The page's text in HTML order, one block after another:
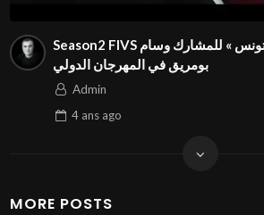
Season2 FIVS فيديو بعنوان « إنتي تونس » للمشارك وسام
بومريق في المهرجان الدولي
Admin
4 ansago
MORE POSTS